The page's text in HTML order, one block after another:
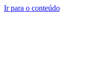
Ir para o conteúdo